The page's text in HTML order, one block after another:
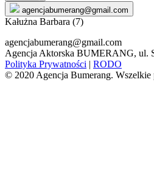
agencjabumerang@gmail.com
Kałużna Barbara (7)
agencjabumerang@gmail.com
Agencja Aktorska BUMERANG, ul.
Polityka Prywatności | RODO
© 2020 Agencja Bumerang. Wszelkie